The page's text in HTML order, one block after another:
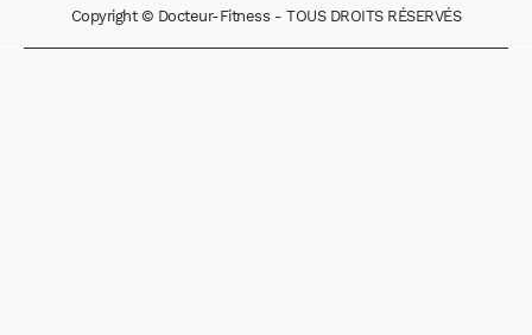
Copyright © Docteur-Fitness - TOUS DROITS RÉSERVÉS